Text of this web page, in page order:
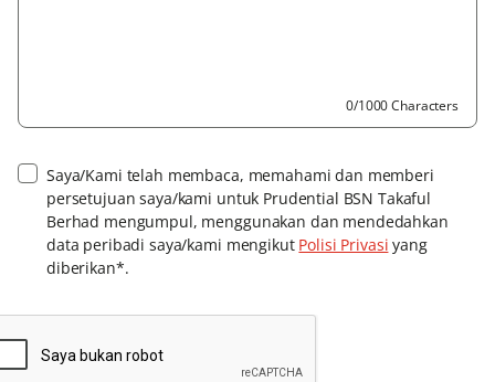
0/1000 Characters
Saya/Kami telah membaca, memahami dan memberi
persetujuan saya/kami untuk Prudential BSN Takaful
Berhad mengumpul, menggunakan dan mendedahkan
data peribadi saya/kami mengikut Polisi Privasi yang
diberikan*.